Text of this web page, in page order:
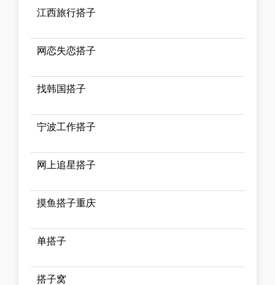
江西旅行搭子
网恋失恋搭子
找韩国搭子
宁波工作搭子
网上追星搭子
摸鱼搭子重庆
单搭子
搭子窝